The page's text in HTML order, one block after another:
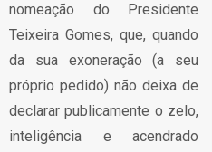
nomeação do Presidente
Teixeira Gomes, que, quando
da sua exoneração (a seu
próprio pedido) não deixa de
declarar publicamente o zelo,
inteligência e acendrado